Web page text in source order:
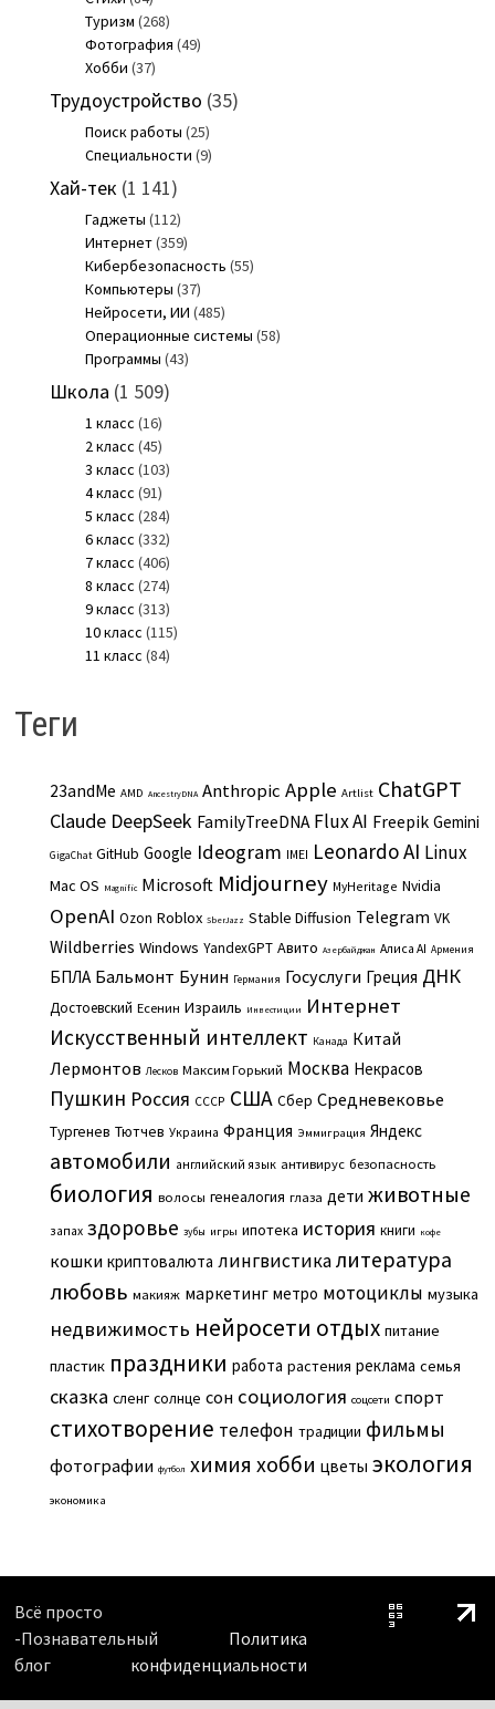
Туризм (268)
Фотография (49)
Хобби (37)
Трудоустройство (35)
Поиск работы (25)
Специальности (9)
Хай-тек (1 141)
Гаджеты (112)
Интернет(359)
Кибербезопасность (55)
Компьютеры (37)
Нейросети, ИИ (485)
Операционные системы (58)
Программы (43)
Школа (1 509)
1 класс (16)
2 класс (45)
3 класс (103)
4 класс (91)
5 класс (284)
6 класс (332)
7 класс (406)
8 класс (274)
9 класс (313)
10 класс (115)
11 класс (84)
Теги
23andMe AMD AncestryDNA Anthropic Apple Artlist ChatGPT
Claude DeepSeek FamilyTreeDNA Flux AI Freepik Gemini
GigaChat GitHub Google Ideogram IMEI Leonardo AI Linux
Mac OS Magnific Microsoft Midjourney MyHeritage Nvidia
OpenAI Ozon Roblox SberJazz Stable Diffusion Telegram VK
Wildberries Windows YandexGPT Авито Азербайджан Алиса AI Армения
БПЛА Бальмонт Бунин Германия Госуслуги Греция ДНК
Достоевский Есенин Израиль Инвестиции Интернет
Искусственный интеллект Канада Китай
Лермонтов Лесков Максим Горький Москва Некрасов
Пушкин Россия СССР США Сбер Средневековье
Тургенев Тютчев Украина Франция Эммиграция Яндекс
автомобили английский язык антивирус безопасность
биология волосы генеалогия глаза дети животные
запах здоровье зубы игры ипотека история книги кофе
кошки криптовалюта лингвистикалитература
любовь макияж маркетинг метро мотоциклы музыка
недвижимость нейросети отдых питание
пластик праздники работа растения реклама семья
сказка сленг солнце сон социология соцсети спорт
стихотворение телефон традиции фильмы
фотографии футбол химия хобби цветы экология
экономика
Всё просто
-Познавательный
блог
Политика
конфиденциальности